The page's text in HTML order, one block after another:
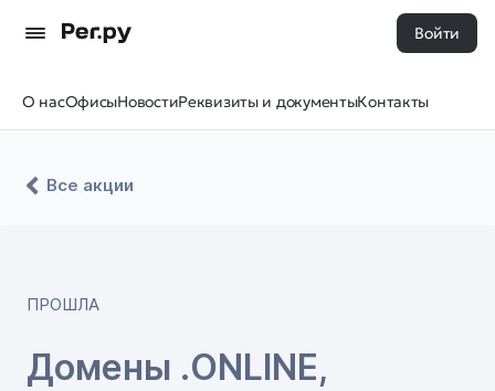
Войти
О насОфисыНовостиРеквизиты и документыКонтакты
Все акции
ПРОШЛА
Домены .ONLINE,